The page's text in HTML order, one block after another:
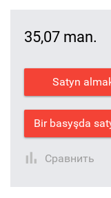
35,07 man.
Satyn
Bir basyşda
Сравнить